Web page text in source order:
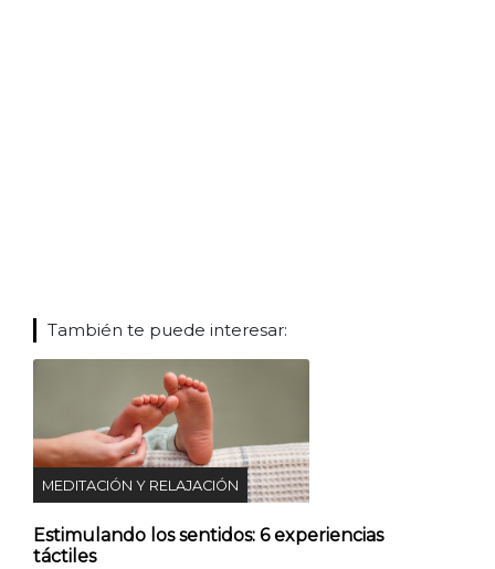
También te puede interesar:
MEDITACIÓN Y RELAJACIÓN
Estimulando los sentidos: 6 experiencias
táctiles